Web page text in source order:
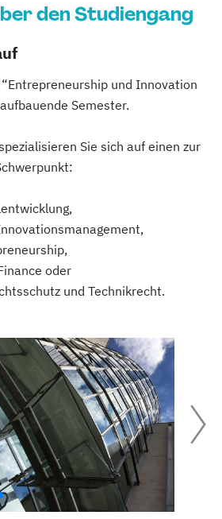
den Studiengang
und Innovation
Semester.
Sie sich auf einen zur
oder
und Technikrecht.